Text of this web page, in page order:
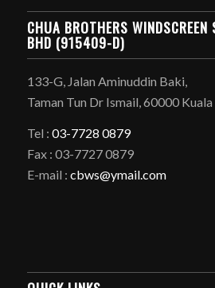
CHUA BROTHERS
BHD (915409-D)
133-G, Jalan Aminuddin Baki,
Taman Tun Dr Ismail, 60000 Kuala
Tel : 03-7728 0879
Fax : 03-7727 0879
E-mail : cbws@ymail.com